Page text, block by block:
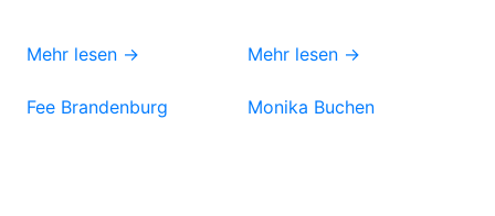
Mehr lesen → Mehr lesen →
Fee Brandenburg Monika Buchen